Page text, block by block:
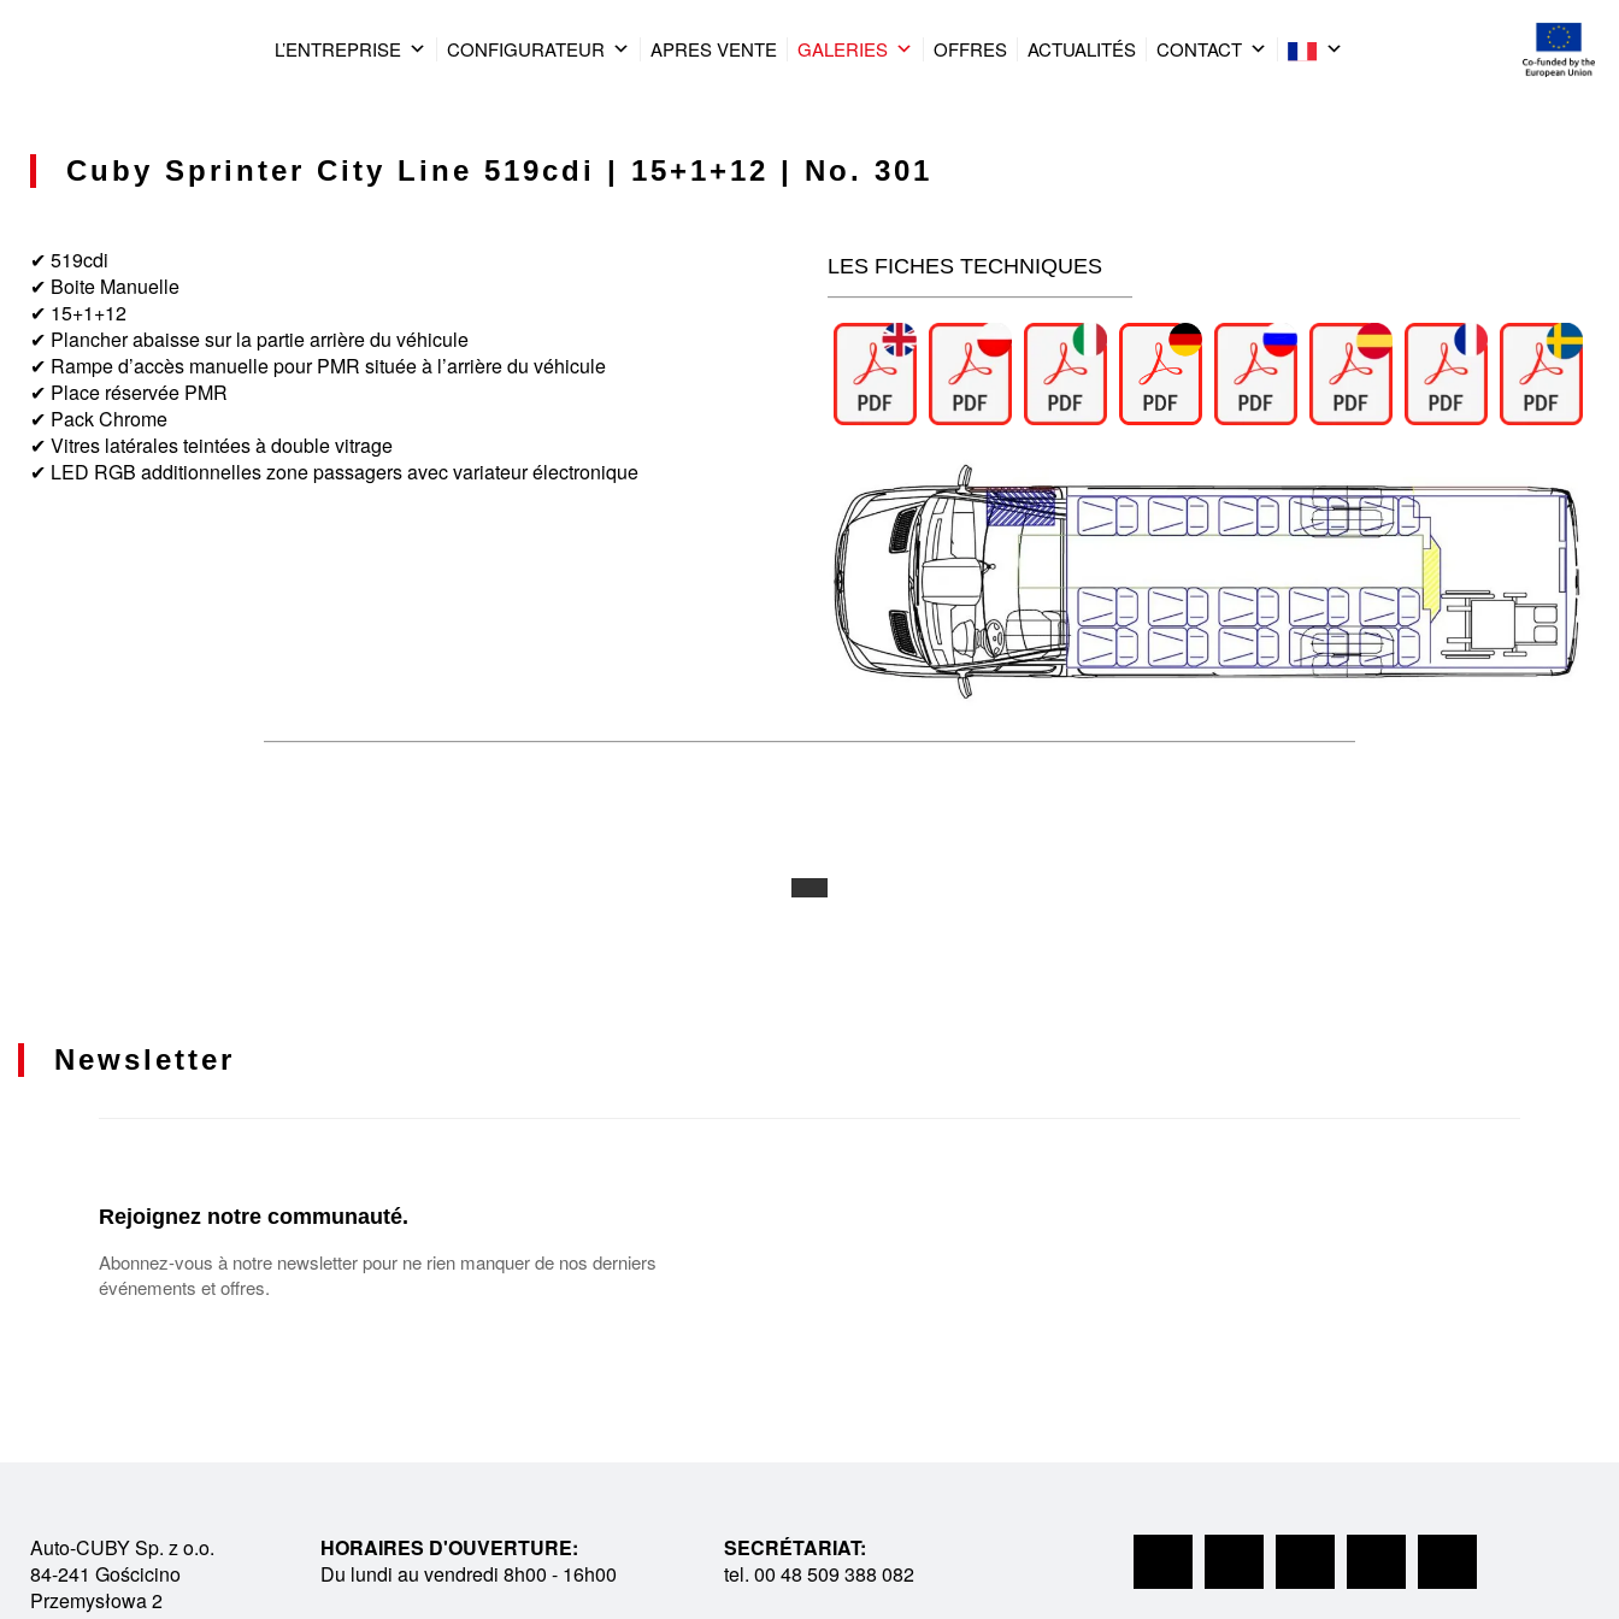
L’ENTREPRISE CONFIGURATEUR APRES VENTE GALERIES OFFRES ACTUALITÉS CONTACT
Cuby Sprinter City Line 519cdi | 15+1+12 | No. 301
✔ 519cdi
✔ Boite Manuelle
✔ 15+1+12
✔ Plancher abaisse sur la partie arrière du véhicule
✔ Rampe d’accès manuelle pour PMR située à l’arrière du véhicule
✔ Place réservée PMR
✔ Pack Chrome
✔ Vitres latérales teintées à double vitrage
✔ LED RGB additionnelles zone passagers avec variateur électronique
LES FICHES TECHNIQUES
Newsletter
Rejoignez notre communauté.
Abonnez-vous à notre newsletter pour ne rien manquer de nos derniers
événements et offres.
Auto-CUBY Sp. z o.o.
84-241 Gościcino
Przemysłowa 2
HORAIRES D'OUVERTURE:
Du lundi au vendredi 8h00 - 16h00
SECRÉTARIAT:
tel. 00 48 509 388 082